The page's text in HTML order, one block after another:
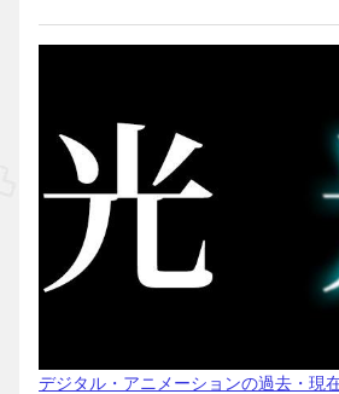
デジタル・アニメーションの過去・現